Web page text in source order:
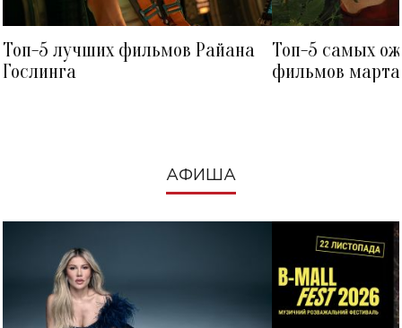
Топ-5 лучших фильмов Райана
Гослинга
Топ-5 самых
фильмов
АФИША